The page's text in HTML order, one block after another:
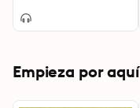
Empieza por aquí